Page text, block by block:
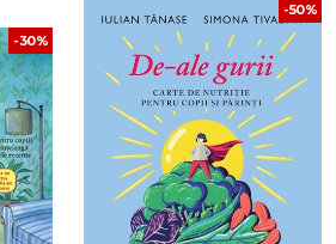
-30%
-50%